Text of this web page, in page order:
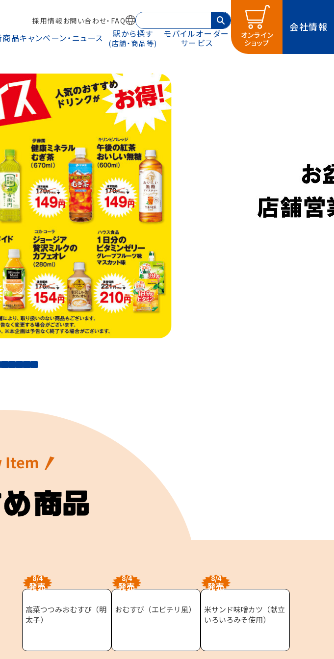
採用情報 お問い合わせ・FAQ
商品キャンペーン・ニュース 駅から探す
(店舗・商品等)
モバイルオーダー
サービス
オンライン
ショップ
会社情報
ップから探す
道グッズ、オンライン限定商品などを取り揃えたサイトです。
auPayマーケット
らみなさまのもとへお届けするサイトです。
ーケット
8/4
発売
高菜つつみおむすび（明
太子）
8/4
発売
おむすび（エビチリ風）
8/4
発売
米サンド味噌カツ（献立
いろいろみそ使用）